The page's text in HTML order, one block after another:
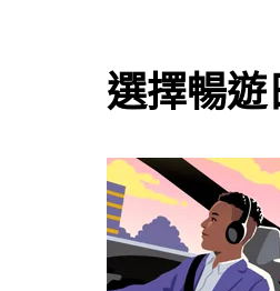
選擇暢遊